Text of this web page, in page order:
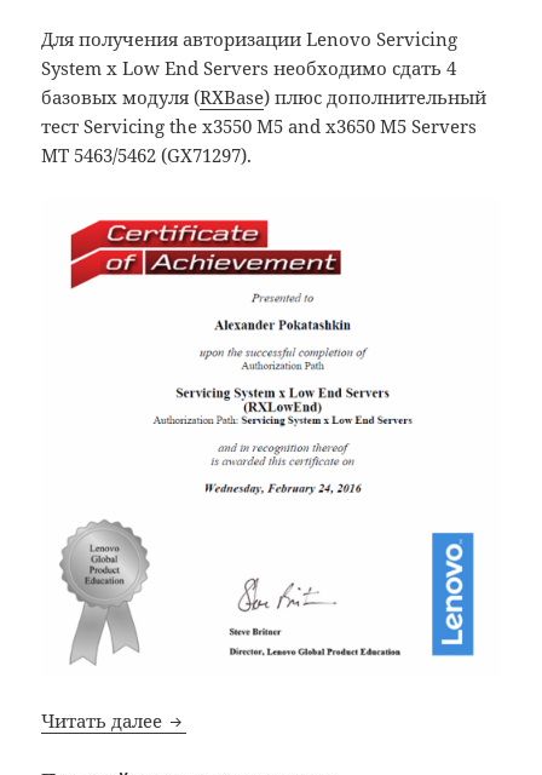
Для получения авторизации Lenovo Servicing
System x Low End Servers необходимо сдать 4
базовых модуля (RXBase) плюс дополнительный
тест Servicing the x3550 M5 and x3650 M5 Servers
MT 5463/5462 (GX71297).
Читать далее Lenovo: Получил авторизацию Servicing